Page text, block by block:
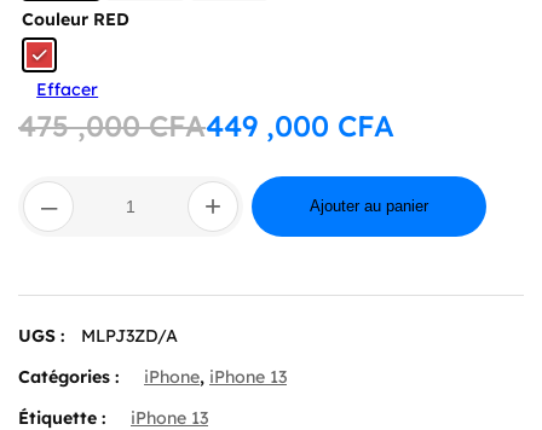
Couleur RED
Effacer
475 ,000CFA
Le
initial
était :
475
449 ,000 CFA
Le
actuel
est :
449–
quantité
de
Apple
(PRODUCT)RED
+ Ajouter au panier
UGS :
MLPJ3ZD/A
Catégories :
iPhone, iPhone 13
Étiquette :
iPhone 13